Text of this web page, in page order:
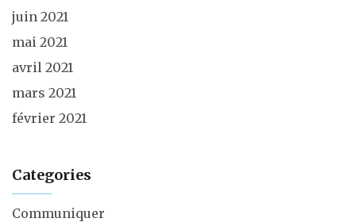
juin 2021
mai 2021
avril 2021
mars 2021
février 2021
Categories
Communiquer